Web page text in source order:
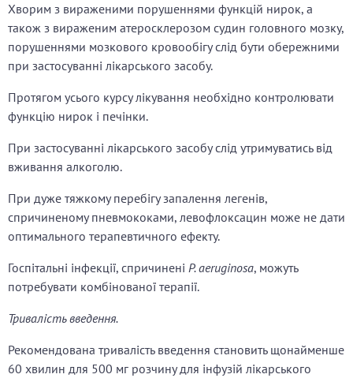
Хворим з вираженими порушеннями функцій нирок, а
також з вираженим атеросклерозом судин головного мозку,
порушеннями мозкового кровообігу слід бути обережними
при застосуванні лікарського засобу.
Протягом усього курсу лікування необхідно контролювати
функцію нирок і печінки.
При застосуванні лікарського засобу слід утримуватись від
вживання алкоголю.
При дуже тяжкому перебігу запалення легенів,
спричиненому пневмококами, левофлоксацин може не дати
оптимального терапевтичного ефекту.
Госпітальні інфекції, спричинені P. aeruginosa, можуть
потребувати комбінованої терапії.
Тривалість введення.
Рекомендована тривалість введення становить щонайменше
60 хвилин для 500 мг розчину для інфузій лікарського